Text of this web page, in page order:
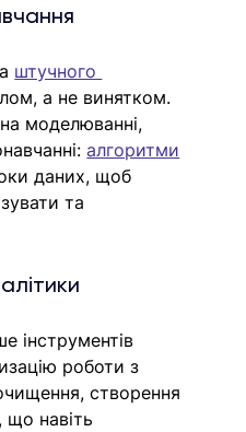
штучного
а не винятком.
моделюванні,
алгоритми
даних, щоб
та
інструментів
роботи з
створення
навіть